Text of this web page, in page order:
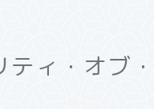
ティ・オブ